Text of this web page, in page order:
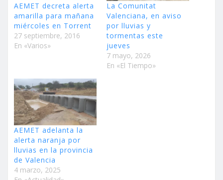
AEMET decreta alerta
amarilla para mañana
miércoles en Torrent
27 septiembre, 2016
En «Varios»
La Comunitat
Valenciana, en aviso
por lluvias y
tormentas este
jueves
7 mayo, 2026
En «El Tiempo»
AEMET adelanta la
alerta naranja por
lluvias en la provincia
de Valencia
4 marzo, 2025